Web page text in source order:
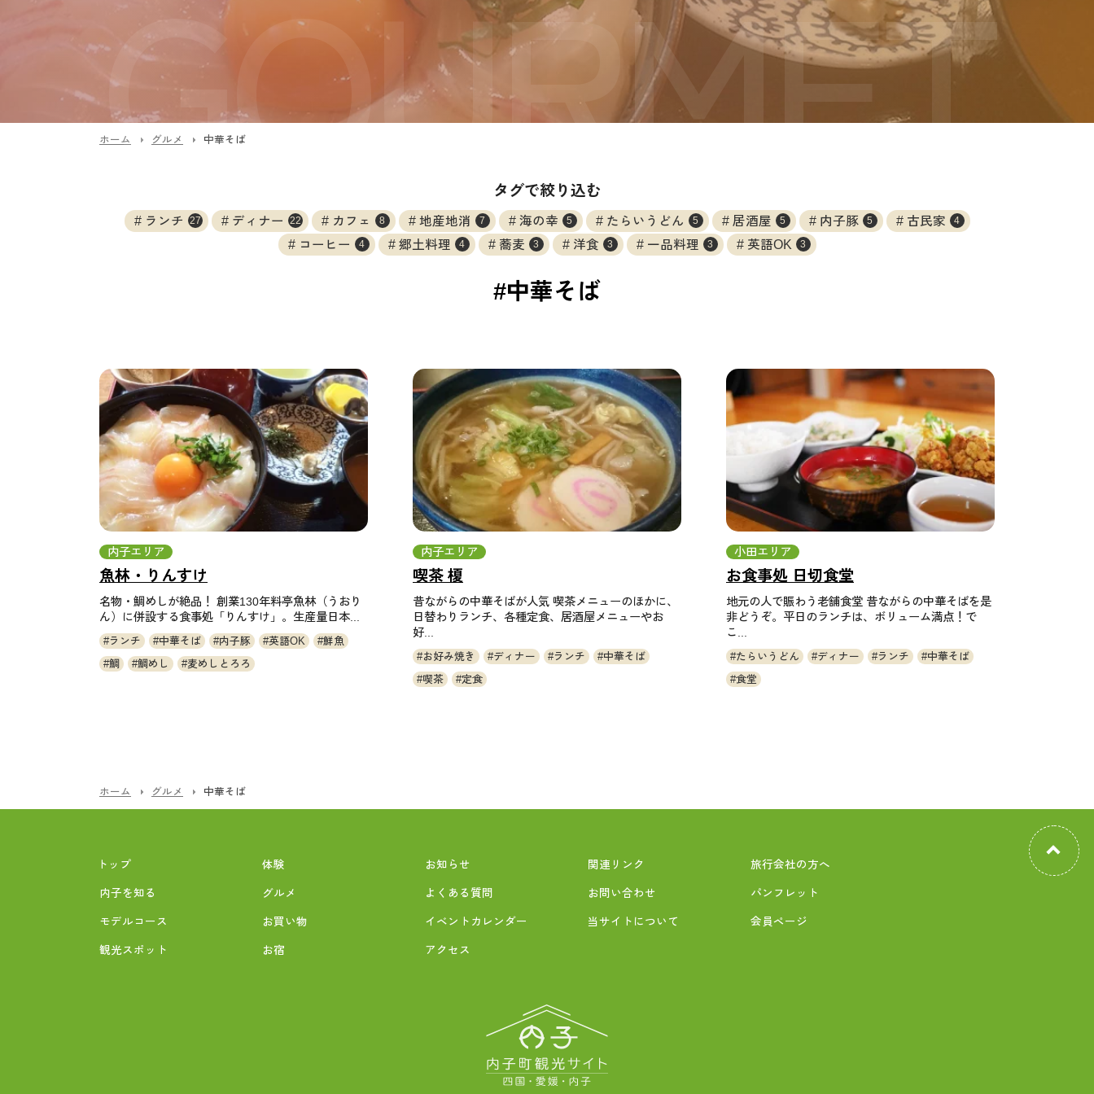
ホーム グルメ 中華そば
タグで絞り込む
ランチ 27 ディナー 22 カフェ 8 地産地消 7 海の幸 5 たらいうどん 5 居酒屋 5 内子豚 5 古民家 4
コーヒー 4 郷土料理 4 蕎麦 3 洋食 3 一品料理 3 英語OK 3
#中華そば
内子エリア
魚林・りんすけ
名物・鯛めしが絶品！ 創業130年料亭魚林（うおり
ん）に併設する食事処「りんすけ」。生産量日本...
ランチ 中華そば 内子豚 英語OK
鮮魚
鯛
鯛めし 麦めしとろろ
内子エリア
喫茶 榎
昔ながらの中華そばが人気 喫茶メニューのほかに、
日替わりランチ、各種定食、居酒屋メニューやお
好...
お好み焼き ディナー ランチ
中華そば
喫茶
定食
小田エリア
お食事処 日切食堂
地元の人で賑わう老舗食堂 昔ながらの中華そばを是
非どうぞ。平日のランチは、ボリューム満点！で
こ...
たらいうどん ディナー ランチ
中華そば
食堂
ホーム グルメ 中華そば
トップ
内子を知る
モデルコース
観光スポット
体験
グルメ
お買い物
お宿
お知らせ
よくある質問
イベントカレンダー
アクセス
関連リンク
お問い合わせ
当サイトについて
旅行会社の方へ
パンフレット
会員ページ